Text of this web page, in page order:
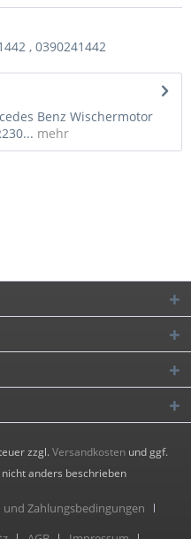
, 0390241442
Benz Wischermotor
mehr
zzgl.Versandkosten und ggf.
anders beschrieben
und Zahlungsbedingungen